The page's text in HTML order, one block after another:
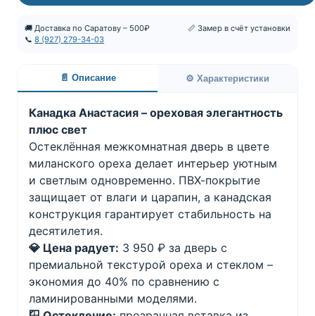
🚚 Доставка по Саратову – 500₽
📏 Замер в счёт установки
📞8 (927) 279-34-03
📄 Описание ⚙️ Характеристики
Канадка Анастасия – ореховая элегантность
плюс свет
Остеклённая межкомнатная дверь в цвете
миланского ореха делает интерьер уютным
и светлым одновременно. ПВХ-покрытие
защищает от влаги и царапин, а канадская
конструкция гарантирует стабильность на
десятилетия.
💎 Цена радует: 3 950 ₽ за дверь с
премиальной текстурой ореха и стеклом –
экономия до 40% по сравнению с
ламинированными моделями.